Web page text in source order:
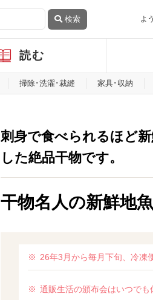
検索 よ
読む
掃除･洗濯･裁縫 家具･収納
刺身で食べられるほど
した絶品干物です。
干物名人の新鮮地
26年3月から毎月下旬、冷凍
通販生活の頒布会はいつでも